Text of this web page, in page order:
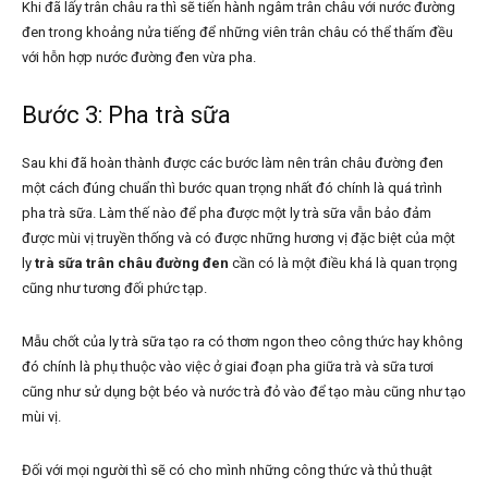
Khi đã lấy trân châu ra thì sẽ tiến hành ngâm trân châu với nước đường
đen trong khoảng nửa tiếng để những viên trân châu có thể thấm đều
với hỗn hợp nước đường đen vừa pha.
Bước 3: Pha trà sữa
Sau khi đã hoàn thành được các bước làm nên trân châu đường đen
một cách đúng chuẩn thì bước quan trọng nhất đó chính là quá trình
pha trà sữa. Làm thế nào để pha được một ly trà sữa vẫn bảo đảm
được mùi vị truyền thống và có được những hương vị đặc biệt của một
ly trà sữa trân châu đường đen cần có là một điều khá là quan trọng
cũng như tương đối phức tạp.
Mẫu chốt của ly trà sữa tạo ra có thơm ngon theo công thức hay không
đó chính là phụ thuộc vào việc ở giai đoạn pha giữa trà và sữa tươi
cũng như sử dụng bột béo và nước trà đỏ vào để tạo màu cũng như tạo
mùi vị.
Đối với mọi người thì sẽ có cho mình những công thức và thủ thuật